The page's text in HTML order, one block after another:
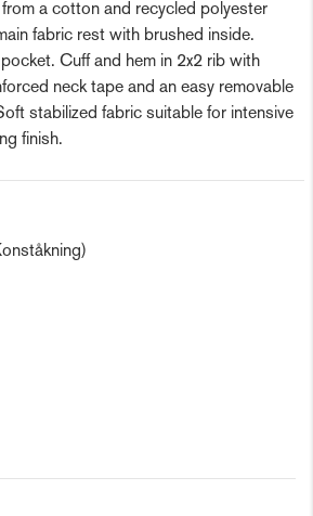
a cotton and recycled polyester
fabric rest with brushed inside.
Cuff and hem in 2x2 rib with
neck tape and an easy removable
stabilized fabric suitable for intensive
finish.